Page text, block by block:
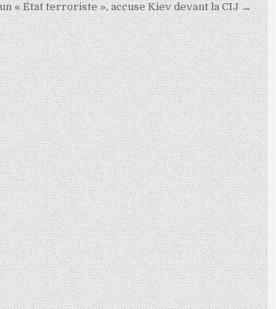
« État terroriste », accuse Kiev devant la CIJ →